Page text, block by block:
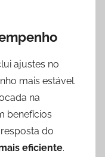
ajustes no
mais estável.
na
benefícios
do
eficiente.